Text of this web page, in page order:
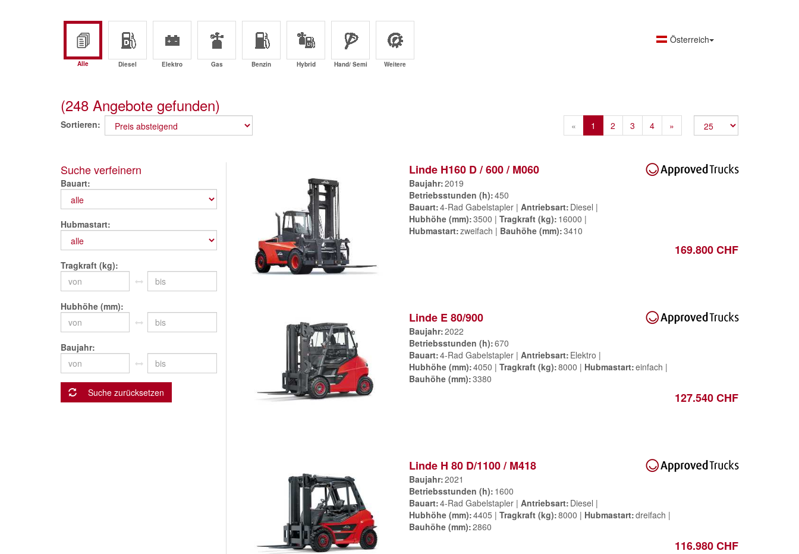
Alle Diesel Elektro Gas Benzin Hybrid Hand/ Semi Weitere
Österreich
(248 Angebote gefunden)
Sortieren « Previous
1 2 3 4 »
Suche verfeinern
Bauart
Hubmastart
Tragkraft (kg)
Hubhöhe (mm)
Baujahr
Suche zurücksetzen
Linde H160 D / 600 / M060
Baujahr 2019
Betriebsstunden (h) 450
Bauart 4-Rad Gabelstapler Antriebsart Diesel
Hubhöhe (mm) 3500 Tragkraft (kg) 16000
Hubmastart zweifach Bauhöhe (mm) 3410
169.800 CHF
Linde E 80/900
Baujahr 2022
Betriebsstunden (h) 670
Bauart 4-Rad Gabelstapler Antriebsart Elektro
Hubhöhe (mm) 4050 Tragkraft (kg) 8000 Hubmastart einfach
Bauhöhe (mm) 3380
127.540 CHF
Linde H 80 D/1100 / M418
Baujahr 2021
Betriebsstunden (h) 1600
Bauart 4-Rad Gabelstapler Antriebsart Diesel
Hubhöhe (mm) 4405 Tragkraft (kg) 8000 Hubmastart dreifach
Bauhöhe (mm) 2860
116.980 CHF